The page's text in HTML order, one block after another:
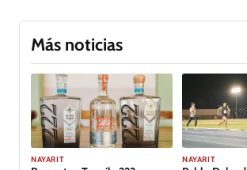
Más noticias
GALERÍA
NAYARIT NAYARIT